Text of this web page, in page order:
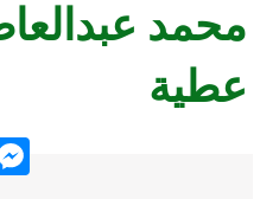
محمد
عطية